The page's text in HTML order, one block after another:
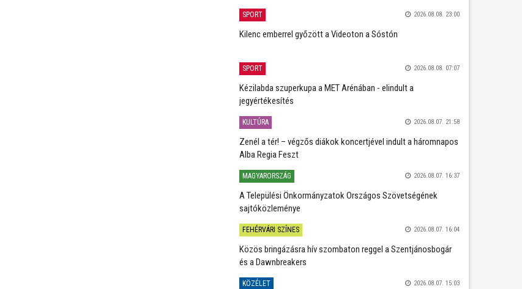
SPORT 2026.08.08. 23:00
Kilenc emberrel győzött a Videoton a Sóstón
SPORT 2026.08.08. 07:07
Kézilabda szuperkupa a MET Arénában - elindult a
jegyértékesítés
KULTÚRA 2026.08.07. 21:58
Zenél a tér! – végzős diákok koncertjével indult a háromnapos
Alba Regia Feszt
MAGYARORSZÁG 2026.08.07. 16:37
A Települési Önkormányzatok Országos Szövetségének
sajtóközleménye
FEHÉRVÁRI SZÍNES 2026.08.07. 16:04
Közös bringázásra hív szombaton reggel a Szentjánosbogár
és a Dawnbreakers
KÖZÉLET 2026.08.07. 15:03